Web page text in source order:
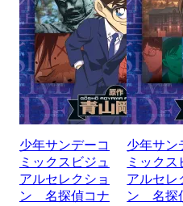
少年サンデーコ
ミックスビジュ
アルセレクショ
ン 名探偵コナ
少年サン
ミックス
アルセレ
ン 名探